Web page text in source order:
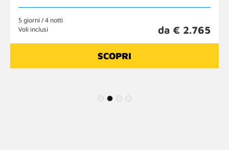
5 giorni / 4 notti
Voli inclusi
da € 2.765
SCOPRI
4